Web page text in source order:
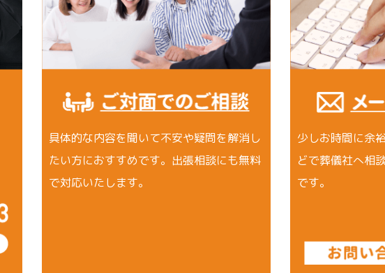
具体的な内容を聞いて不安や疑問を解消し
たい方におすすめです。出張相談にも無料
で対応いたします。
少しお時間に余
どで葬儀社へ相
です。